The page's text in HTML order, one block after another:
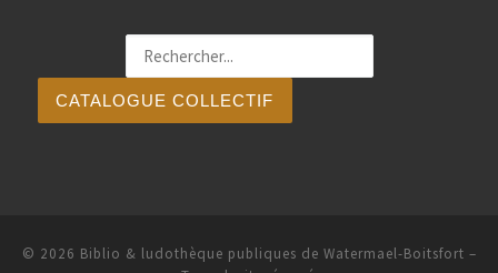
CATALOGUE COLLECTIF
© 2026 Biblio & ludothèque publiques de Watermael-Boitsfort –